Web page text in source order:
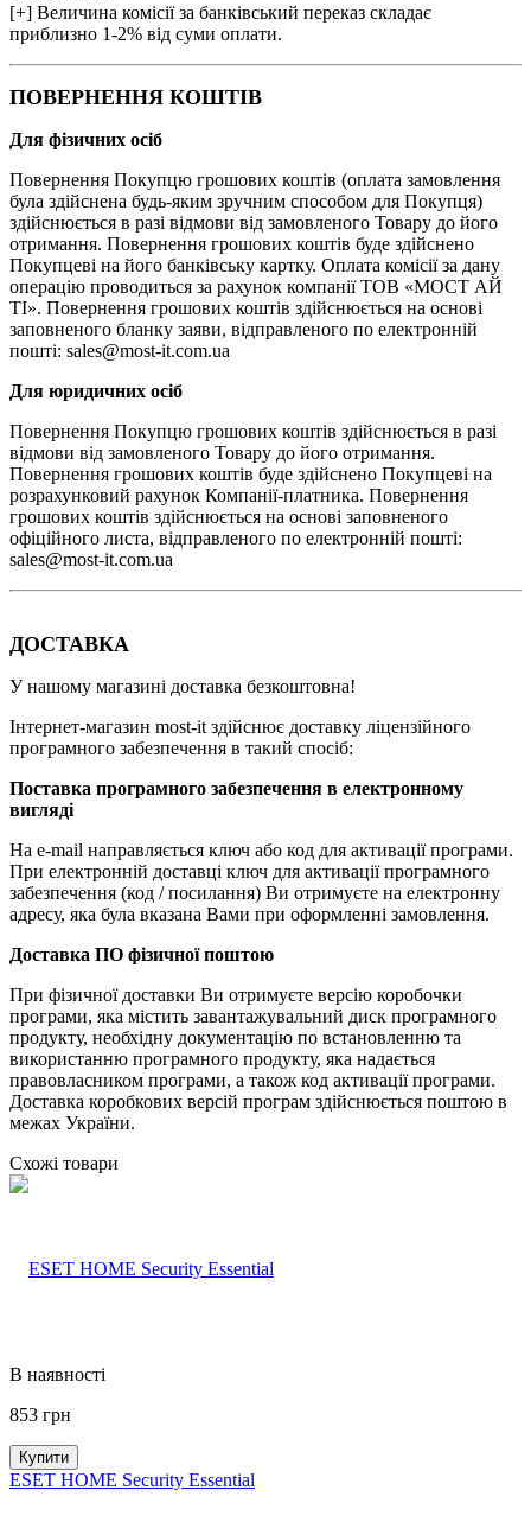
[+] Величина комісії за банківський переказ складає
приблизно 1-2% від суми оплати.
ПОВЕРНЕННЯ КОШТІВ
Для фізичних осіб
Повернення Покупцю грошових коштів (оплата замовлення
була здійснена будь-яким зручним способом для Покупця)
здійснюється в разі відмови від замовленого Товару до його
отримання. Повернення грошових коштів буде здійснено
Покупцеві на його банківську картку. Оплата комісії за дану
операцію проводиться за рахунок компанії ТОВ «МОСТ АЙ
ТІ». Повернення грошових коштів здійснюється на основі
заповненого бланку заяви, відправленого по електронній
пошті: sales@most-it.com.ua
Для юридичних осіб
Повернення Покупцю грошових коштів здійснюється в разі
відмови від замовленого Товару до його отримання.
Повернення грошових коштів буде здійснено Покупцеві на
розрахунковий рахунок Компанії-платника. Повернення
грошових коштів здійснюється на основі заповненого
офіційного листа, відправленого по електронній пошті:
sales@most-it.com.ua
ДОСТАВКА
У нашому магазині доставка безкоштовна!
Інтернет-магазин most-it здійснює доставку ліцензійного
програмного забезпечення в такий спосіб:
Поставка програмного забезпечення в електронному
вигляді
На e-mail направляється ключ або код для активації програми.
При електронній доставці ключ для активації програмного
забезпечення (код / ​​посилання) Ви отримуєте на електронну
адресу, яка була вказана Вами при оформленні замовлення.
Доставка ПО фізичної поштою
При фізичної доставки Ви отримуєте версію коробочки
програми, яка містить завантажувальний диск програмного
продукту, необхідну документацію по встановленню та
використанню програмного продукту, яка надається
правовласником програми, а також код активації програми.
Доставка коробкових версій програм здійснюється поштою в
межах України.
Схожі товари
В наявності
853 грн
Купити
ESET HOME Security Essential